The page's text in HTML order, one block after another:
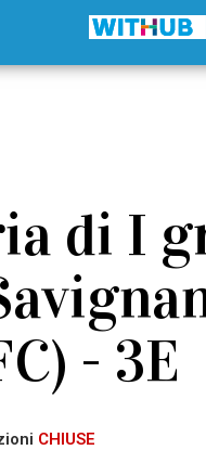
di I
- 3E
CHIUSE